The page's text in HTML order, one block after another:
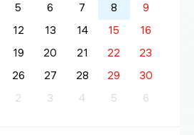
5 6 7 8
9
12 13 14 15
16
19 20 21 22
23
26 27 28 29
30
2 3 4 5 6